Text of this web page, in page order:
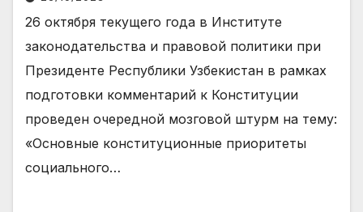
26 октября текущего года в Институте
законодательства и правовой политики при
Президенте Республики Узбекистан в рамках
подготовки комментарий к Конституции
проведен очередной мозговой штурм на тему:
«Основные конституционные приоритеты
социального…